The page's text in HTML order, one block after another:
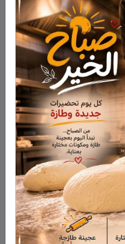
الجيش الإسرائيلي يعلن استكمال نحو 80% من حفر
الجولان
سليمان طراد من مجدل
من مجدل شمس
الطّالب.. قراءة مختلفة في
وراء تعثّر الطّالب
في كلية تل حاي
أو الزوجة مجرد سلعة
14 نحالاً جديداً في الجولان بإشراف